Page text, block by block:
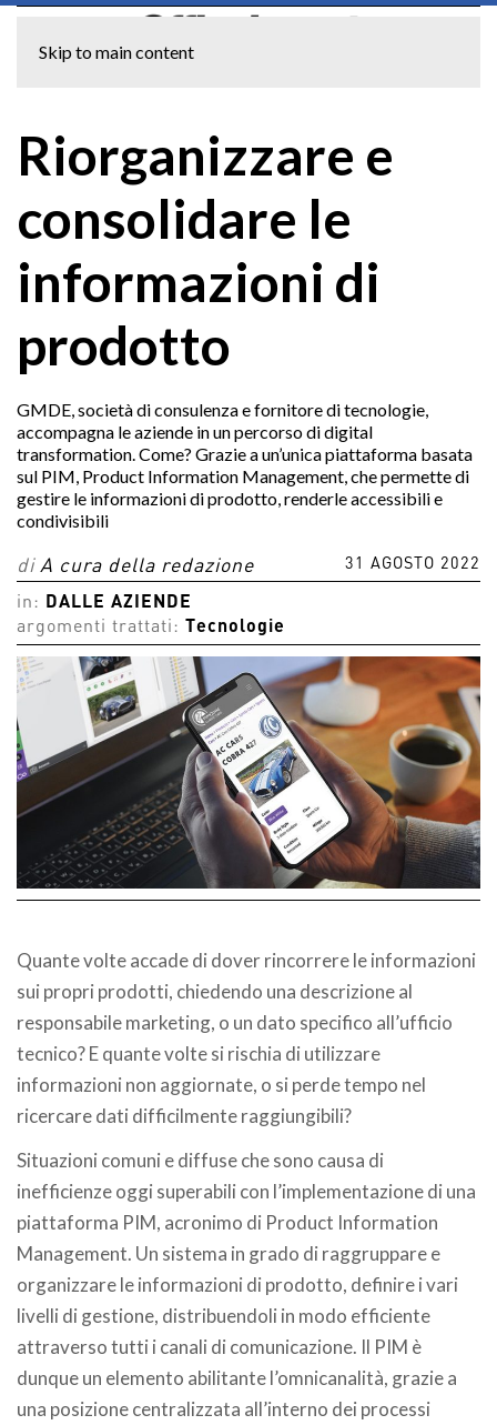
Skip to main content
Riorganizzare e
consolidare le
informazioni di
prodotto
GMDE, società di consulenza e fornitore di tecnologie,
accompagna le aziende in un percorso di digital
transformation. Come? Grazie a un’unica piattaforma basata
sul PIM, Product Information Management, che permette di
gestire le informazioni di prodotto, renderle accessibili e
condivisibili
di A cura della redazione 31 AGOSTO 2022
in:
DALLE AZIENDE
argomenti trattati:
Tecnologie
Quante volte accade di dover rincorrere le informazioni
sui propri prodotti, chiedendo una descrizione al
responsabile marketing, o un dato specifico all’ufficio
tecnico? E quante volte si rischia di utilizzare
informazioni non aggiornate, o si perde tempo nel
ricercare dati difficilmente raggiungibili?
Situazioni comuni e diffuse che sono causa di
inefficienze oggi superabili con l’implementazione di una
piattaforma PIM, acronimo di Product Information
Management. Un sistema in grado di raggruppare e
organizzare le informazioni di prodotto, definire i vari
livelli di gestione, distribuendoli in modo efficiente
attraverso tutti i canali di comunicazione. Il PIM è
dunque un elemento abilitante l’omnicanalità, grazie a
una posizione centralizzata all’interno dei processi